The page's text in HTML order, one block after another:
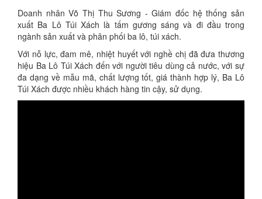
Doanh nhân Võ Thị Thu Sương - Giám đốc hệ thống sản
xuất Ba Lô Túi Xách là tấm gương sáng và đi đầu trong
ngành sản xuất và phân phối ba lô, túi xách.
Với nỗ lực, đam mê, nhiệt huyết với nghề chị đã đưa thương
hiệu Ba Lô Túi Xách đến với người tiêu dùng cả nước, với sự
đa dạng về mẫu mã, chất lượng tốt, giá thành hợp lý, Ba Lô
Túi Xách được nhiều khách hàng tin cậy, sử dụng.